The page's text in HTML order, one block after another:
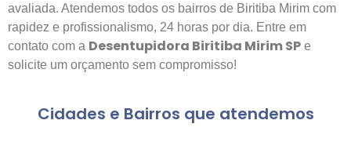
avaliada. Atendemos todos os bairros de Biritiba Mirim com
rapidez e profissionalismo, 24 horas por dia. Entre em
contato com a Desentupidora Biritiba Mirim SP e
solicite um orçamento sem compromisso!
Cidades e Bairros que atendemos